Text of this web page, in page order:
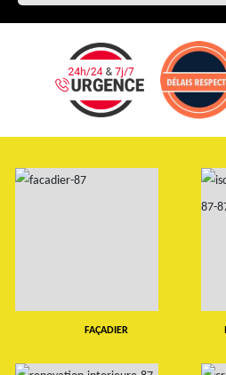
FAÇADIER